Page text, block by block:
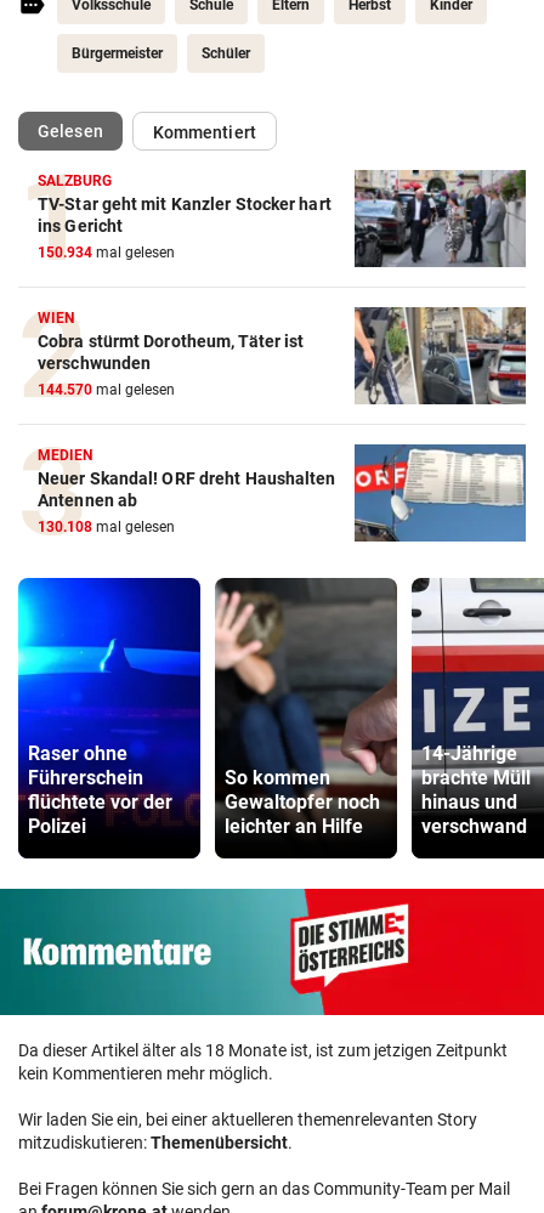
Volksschule Schule Eltern Herbst Kinder
Bürgermeister Schüler
Gelesen(ausgewählt)Kommentiert
SALZBURG
TV-Star geht mit Kanzler Stocker hart
ins Gericht
150.934 mal gelesen
WIEN
Cobra stürmt Dorotheum, Täter ist
verschwunden
144.570 mal gelesen
MEDIEN
Neuer Skandal! ORF dreht Haushalten
Antennen ab
130.108 mal gelesen
Raser ohne
Führerschein
flüchtete vor der
Polizei
So kommen
Gewaltopfer noch
leichter an Hilfe
14-Jährige
brachte Müll
hinaus und
verschwand
Da dieser Artikel älter als 18 Monate ist, ist zum jetzigen Zeitpunkt
kein Kommentieren mehr möglich.
Wir laden Sie ein, bei einer aktuelleren themenrelevanten Story
mitzudiskutieren:Themenübersicht.
Bei Fragen können Sie sich gern an das Community-Team per Mail